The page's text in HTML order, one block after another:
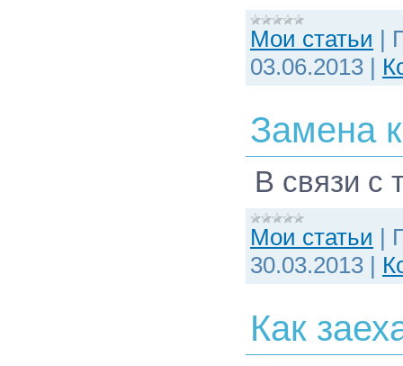
Мои статьи |
03.06.2013 |
Замена
В связи с
Мои статьи |
30.03.2013 |
Как